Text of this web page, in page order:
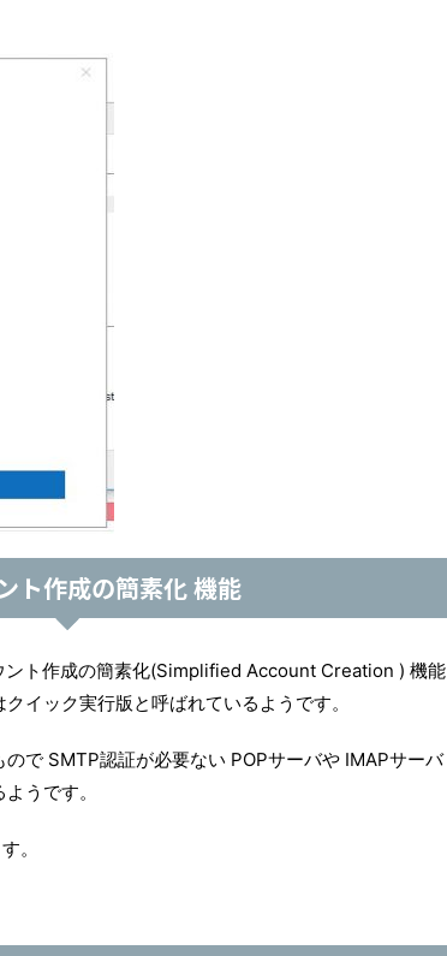
ト作成の簡素化 機能
ト作成の簡素化(Simplified Account Creation ) 機能
イック実行版と呼ばれているようです。
で SMTP認証が必要ない POPサーバや IMAPサーバ
うです。
。